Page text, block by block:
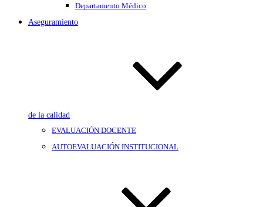
Departamento Médico
Aseguramiento
de la calidad
EVALUACIÓN DOCENTE
AUTOEVALUACIÓN INSTITUCIONAL